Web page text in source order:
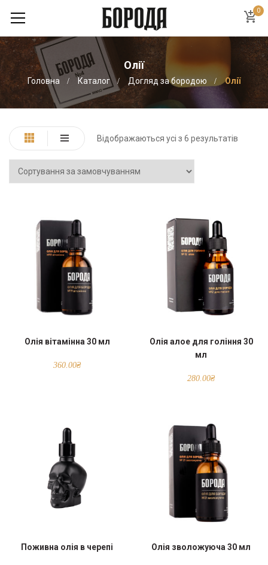
0
Олії
Головна Каталог Догляд за бородою Олії
Відображаються усі з 6 результатів
Олія вітамінна 30 мл
360.00₴
Олія алое для гоління 30
мл
280.00₴
Поживна олія в черепі Олія зволожуюча 30 мл